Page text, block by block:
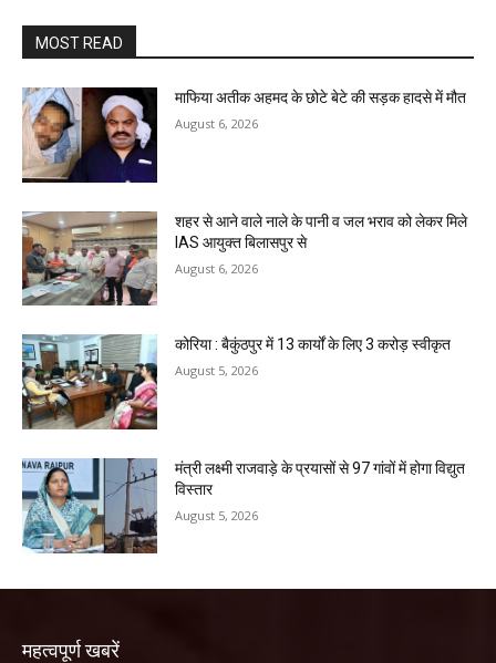
MOST READ
माफिया अतीक अहमद के छोटे बेटे की सड़क हादसे में मौत
August 6, 2026
शहर से आने वाले नाले के पानी व जल भराव को लेकर मिले
IAS आयुक्त बिलासपुर से
August 6, 2026
कोरिया : बैकुंठपुर में 13 कार्यों के लिए 3 करोड़ स्वीकृत
August 5, 2026
मंत्री लक्ष्मी राजवाड़े के प्रयासों से 97 गांवों में होगा विद्युत
विस्तार
August 5, 2026
महत्वपूर्ण खबरें